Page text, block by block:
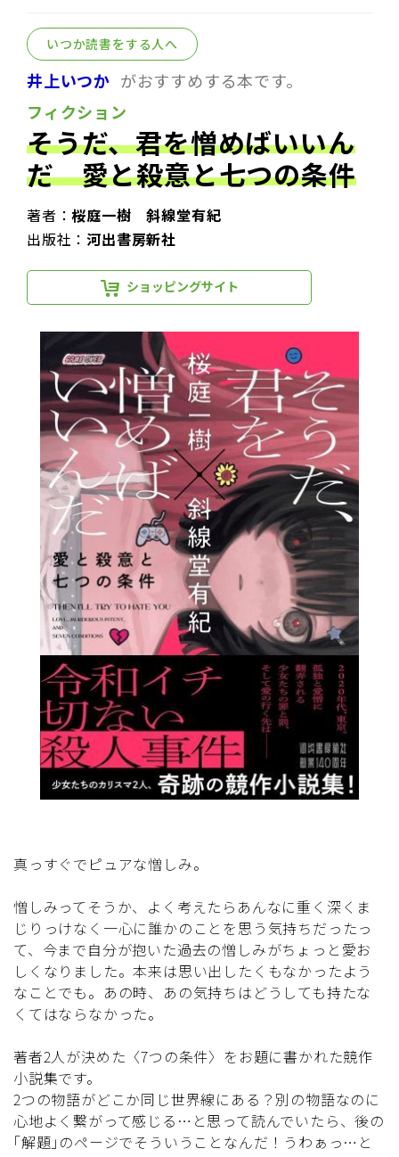
いつか読書をする人へ
井上いつか がおすすめする本です。
フィクション
そうだ、君を憎めばいいん
だ 愛と殺意と七つの条件
著者：桜庭一樹 斜線堂有紀
出版社：河出書房新社
ショッピングサイト
真っすぐでピュアな憎しみ。
憎しみってそうか、よく考えたらあんなに重く深くま
じりっけなく一心に誰かのことを思う気持ちだったっ
て、今まで自分が抱いた過去の憎しみがちょっと愛お
しくなりました。本来は思い出したくもなかったよう
なことでも。あの時、あの気持ちはどうしても持たな
くてはならなかった。
著者2人が決めた〈7つの条件〉をお題に書かれた競作
小説集です。
2つの物語がどこか同じ世界線にある？別の物語なのに
心地よく繋がって感じる…と思って読んでいたら、後の
｢解題｣のページでそういうことなんだ！うわぁっ…と